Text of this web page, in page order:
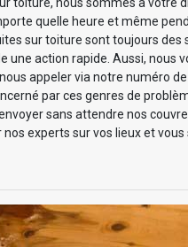
quelle heure et même
sur toiture sont toujours des
une action rapide. Aussi, nous
appeler via notre numéro
par ces genres de
sans attendre nos
experts sur vos lieux et vous